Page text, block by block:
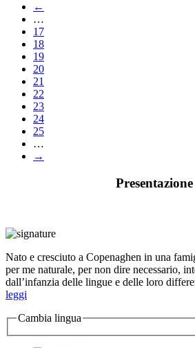
←
…
17
18
19
20
21
22
23
24
25
…
→
Presentazione
Nato e cresciuto a Copenaghen in una
per me naturale, per non dire necessario,
dall’infanzia delle lingue e delle loro
leggi
Cambia lingua